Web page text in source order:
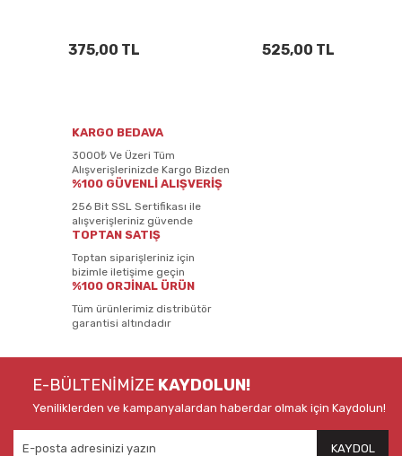
375,00 TL 525,00 TL
KARGO BEDAVA
3000₺ Ve Üzeri Tüm
Alışverişlerinizde Kargo Bizden
%100 GÜVENLİ ALIŞVERİŞ
256 Bit SSL Sertifikası ile
alışverişleriniz güvende
TOPTAN SATIŞ
Toptan siparişleriniz için
bizimle iletişime geçin
%100 ORJİNAL ÜRÜN
Tüm ürünlerimiz distribütör
garantisi altındadır
E-BÜLTENİMİZE KAYDOLUN!
Yeniliklerden ve kampanyalardan haberdar olmak için Kaydolun!
KAYDOL